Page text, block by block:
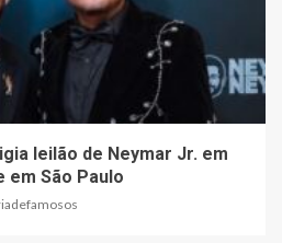
leilão de Neymar Jr. em
em São Paulo